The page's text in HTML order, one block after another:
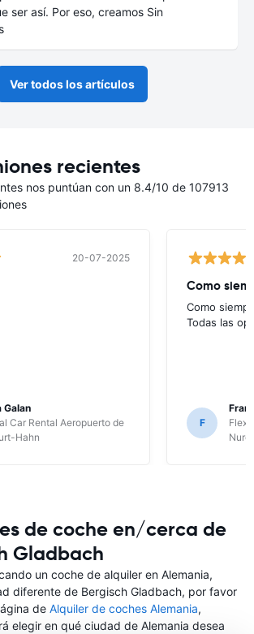
ser así. Por eso, creamos Sin
Ver todos los artículos
recientes
nos puntúan con un 8.4/10 de 107913
20-07-2025
Galan
Car Rental Aeropuerto de
Hahn
Como
Como
Todas las
F
Flex
de coche en/cerca de
Gladbach
un coche de alquiler en Alemania,
diferente de Bergisch Gladbach, por favor
de Alquiler de coches Alemania,
elegir en qué ciudad de Alemania desea